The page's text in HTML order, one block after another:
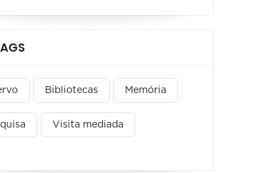
Bibliotecas Memória
Visita mediada